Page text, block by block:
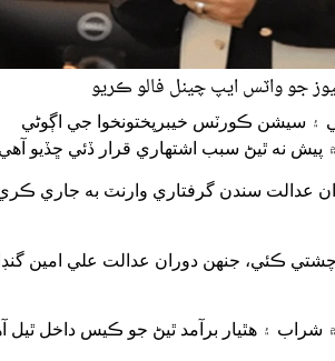
جو واٽس ايپ چينل فالو ڪريو
۽ سيشن ڪورٽس خيبرپختونخوا جي اڳوڻي
پيش نه ٿيڻ سبب اشتهاري قرار ڏئي ڇڏيو
عدالت سندن گرفتاري وارنٽ به جاري
ڪئي، جنهن دوران عدالت علي امين
۾ شراب ۽ هٿيار برآمد ٿيڻ جو ڪيس داخل ٿيل